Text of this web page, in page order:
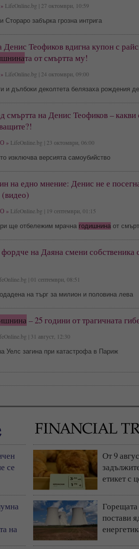
LifeOnline.bg | 27 октомври, 10:59
Стораро забърка грозна интрига
Теофиков вдигна купон с
та от смъртта му!
LifeOnline.bg | 24 октомври, 09:00
и дълбоки деколтета белязаха рождения
смъртта на Денис Теофиков – какви
» LifeOnline.bg | 23 октомври, 06:00
изключва версията самоубийство
на едно мнение: Денис не е
» LifeOnline.bg | 19 септември, 01:15
ще отбележим мрачна годишнинаот
на Даяна смени собственика
| 01 септември, 08:51
на търг за милион и половина лева
– 25 години от трагичната
| 31 август, 12:30
Уелс загина при катастрофа в Париж
се
на
От 9
етикет с
Горещата
постави